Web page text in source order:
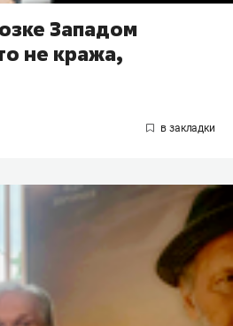
Западом
не кража,